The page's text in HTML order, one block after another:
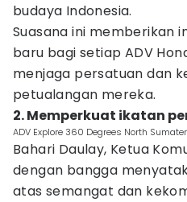
budaya Indonesia.
Suasana ini memberikan
baru bagi setiap ADV
menjaga persatuan dan
petualangan mereka.
2. Memperkuat ikatan
ADV Explore 360 Degrees North
Bahari Daulay, Ketua
dengan bangga
atas semangat dan